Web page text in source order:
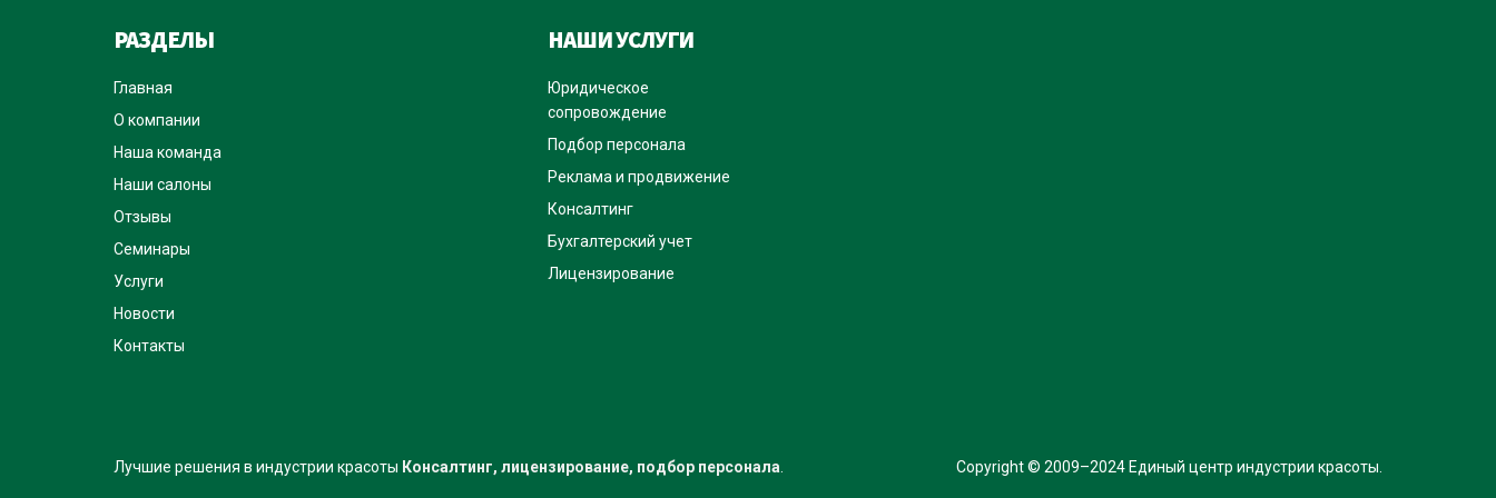
РАЗДЕЛЫ
Главная
О компании
Наша команда
Наши салоны
Отзывы
Семинары
Услуги
Новости
Контакты
НАШИ УСЛУГИ
Юридическое
сопровождение
Подбор персонала
Реклама и продвижение
Консалтинг
Бухгалтерский учет
Лицензирование
Лучшие решения в индустрии красоты Консалтинг, лицензирование, подбор персонала Copyright © 2009–2024 Единый центр индустрии красоты.